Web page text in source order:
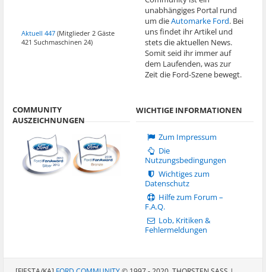
Aktuell 447 (Mitglieder 2 Gäste
421 Suchmaschinen 24)
unabhängiges Portal rund
um dieAutomarke Ford. Bei
uns findet ihr Artikel und
stets die aktuellen News.
Somit seid ihr immer auf
dem Laufenden, was zur
Zeit die Ford-Szene bewegt.
COMMUNITY
AUSZEICHNUNGEN
WICHTIGE INFORMATIONEN
Zum Impressum
Die
Nutzungsbedingungen
Wichtiges zum
Datenschutz
Hilfe zum Forum –
F.A.Q.
Lob, Kritiken &
Fehlermeldungen